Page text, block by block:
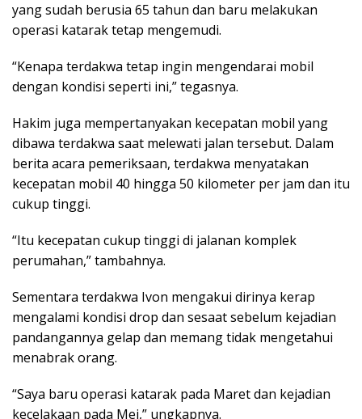
yang sudah berusia 65 tahun dan baru melakukan
operasi katarak tetap mengemudi.
“Kenapa terdakwa tetap ingin mengendarai mobil
dengan kondisi seperti ini,” tegasnya.
Hakim juga mempertanyakan kecepatan mobil yang
dibawa terdakwa saat melewati jalan tersebut. Dalam
berita acara pemeriksaan, terdakwa menyatakan
kecepatan mobil 40 hingga 50 kilometer per jam dan itu
cukup tinggi.
“Itu kecepatan cukup tinggi di jalanan komplek
perumahan,” tambahnya.
Sementara terdakwa Ivon mengakui dirinya kerap
mengalami kondisi drop dan sesaat sebelum kejadian
pandangannya gelap dan memang tidak mengetahui
menabrak orang.
“Saya baru operasi katarak pada Maret dan kejadian
kecelakaan pada Mei,” ungkapnya.